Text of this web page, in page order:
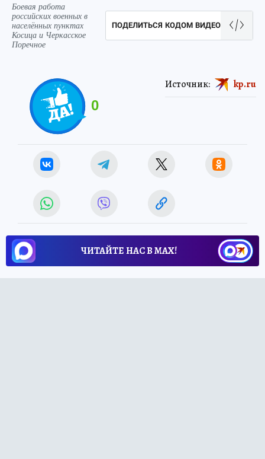
Боевая работа
российских военных в
населённых пунктах
Косица и Черкасское
Поречное
ПОДЕЛИТЬСЯ КОДОМ ВИДЕО
0
Источник: kp.ru
ЧИТАЙТЕ НАС В МАХ!